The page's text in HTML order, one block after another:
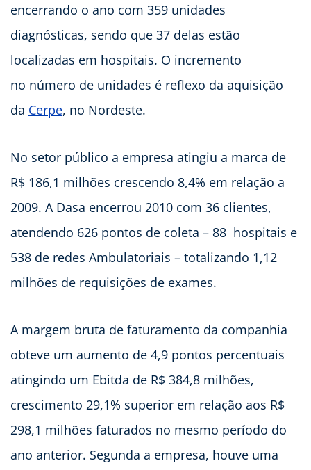
encerrando o ano com 359 unidades
diagnósticas, sendo que 37 delas estão
localizadas em hospitais. O incremento
no número de unidades é reflexo da aquisição
da Cerpe, no Nordeste.
No setor público a empresa atingiu a marca de
R$ 186,1 milhões crescendo 8,4% em relação a
2009. A Dasa encerrou 2010 com 36 clientes,
atendendo 626 pontos de coleta – 88 hospitais e
538 de redes Ambulatoriais – totalizando 1,12
milhões de requisições de exames.
A margem bruta de faturamento da companhia
obteve um aumento de 4,9 pontos percentuais
atingindo um Ebitda de R$ 384,8 milhões,
crescimento 29,1% superior em relação aos R$
298,1 milhões faturados no mesmo período do
ano anterior. Segunda a empresa, houve uma